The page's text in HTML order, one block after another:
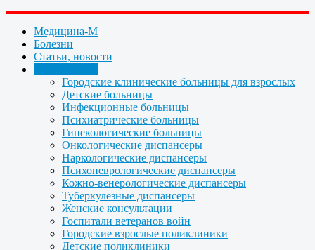
Медицина-М
Болезни
Статьи, новости
Городские клинические больницы для взрослых
Детские больницы
Инфекционные больницы
Психиатрические больницы
Гинекологические больницы
Онкологические диспансеры
Наркологические диспансеры
Психоневрологические диспансеры
Кожно-венерологические диспансеры
Туберкулезные диспансеры
Женские консультации
Госпитали ветеранов войн
Городские взрослые поликлиники
Детские поликлиники